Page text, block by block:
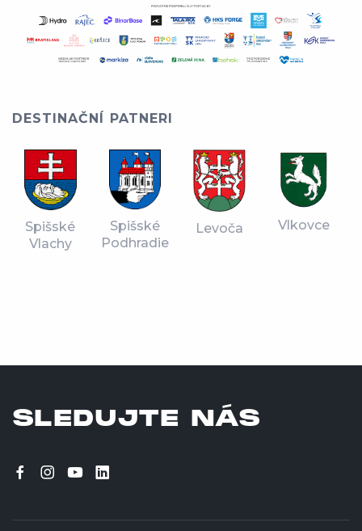
DESTINAČNÍ PATNERI
Spišské
Vlachy
Spišské
Podhradie
Levoča Vlkovce
SLEDUJTE NÁS